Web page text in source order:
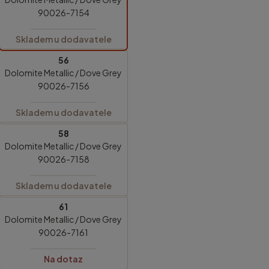
90026-7154
Skladem u dodavatele
56
Dolomite Metallic / Dove Grey
90026-7156
Skladem u dodavatele
58
Dolomite Metallic / Dove Grey
90026-7158
Skladem u dodavatele
61
Dolomite Metallic / Dove Grey
90026-7161
Na dotaz